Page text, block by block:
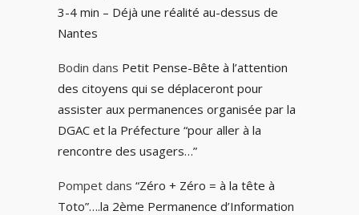
3-4 min – Déjà une réalité au-dessus de
Nantes
Bodin dans Petit Pense-Bête à l’attention
des citoyens qui se déplaceront pour
assister aux permanences organisée par la
DGAC et la Préfecture “pour aller à la
rencontre des usagers…”
Pompetdans “Zéro + Zéro = à la tête à
Toto”….la 2ème Permanence d’Information